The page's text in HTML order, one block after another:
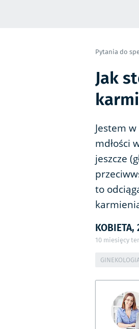
Pytania do
Jak
Jestem
mdłości
jeszcze
to
KOBIETA,
10 miesięcy